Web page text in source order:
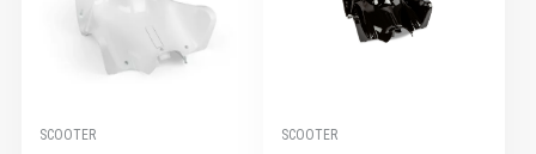
SCOOTER SCOOTER